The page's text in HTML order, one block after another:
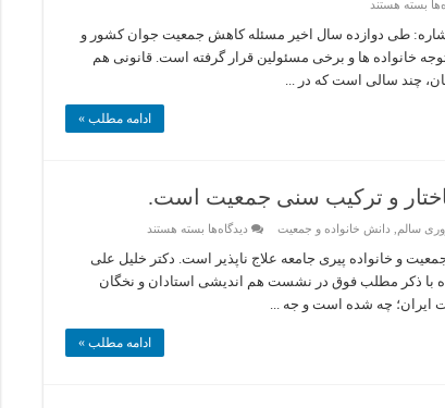
برای
سازی
برای
افزایش
فرزندآوری؛
چند
بسته هستند
طی دوازده سال اخیر مسئله کاهش جمعیت جوان کشور و
خانواده ها و برخی مسئولین قرار گرفته است. قانونی هم
چند سالی است که در ...
ادامه مطلب »
و ترکیب سنی جمعیت است.
سالم دانش خانواده و جمعیت دیدگاه‌ها برای
افزایش
اصلاح
بسته هستند
و خانواده پیری جامعه علاج ناپذیر است. دکتر خلیل علی
با ذکر مطلب فوق در نشست هم اندیشی استادان و نخگان
ایران؛ چه شده است و جه ...
ادامه مطلب »